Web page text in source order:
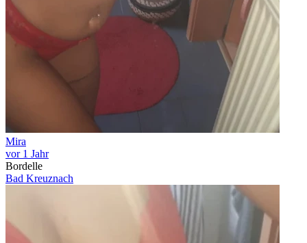
Mira
vor 1 Jahr
Bordelle
Bad Kreuznach